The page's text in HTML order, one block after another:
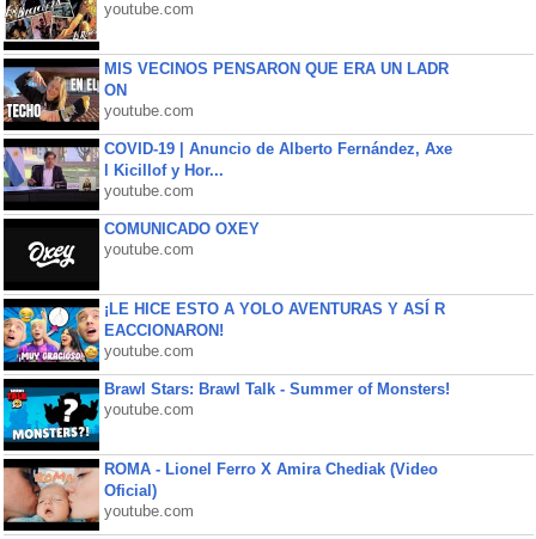
youtube.com
MIS VECINOS PENSARON QUE ERA UN LADR
ON
youtube.com
COVID-19 | Anuncio de Alberto Fernández, Axe
l Kicillof y Hor...
youtube.com
COMUNICADO OXEY
youtube.com
¡LE HICE ESTO A YOLO AVENTURAS Y ASÍ R
EACCIONARON!
youtube.com
Brawl Stars: Brawl Talk - Summer of Monsters!
youtube.com
ROMA - Lionel Ferro X Amira Chediak (Video
Oficial)
youtube.com